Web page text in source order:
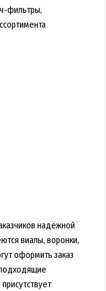
фильтры,
надёжной
виалы, воронки,
оформить заказ